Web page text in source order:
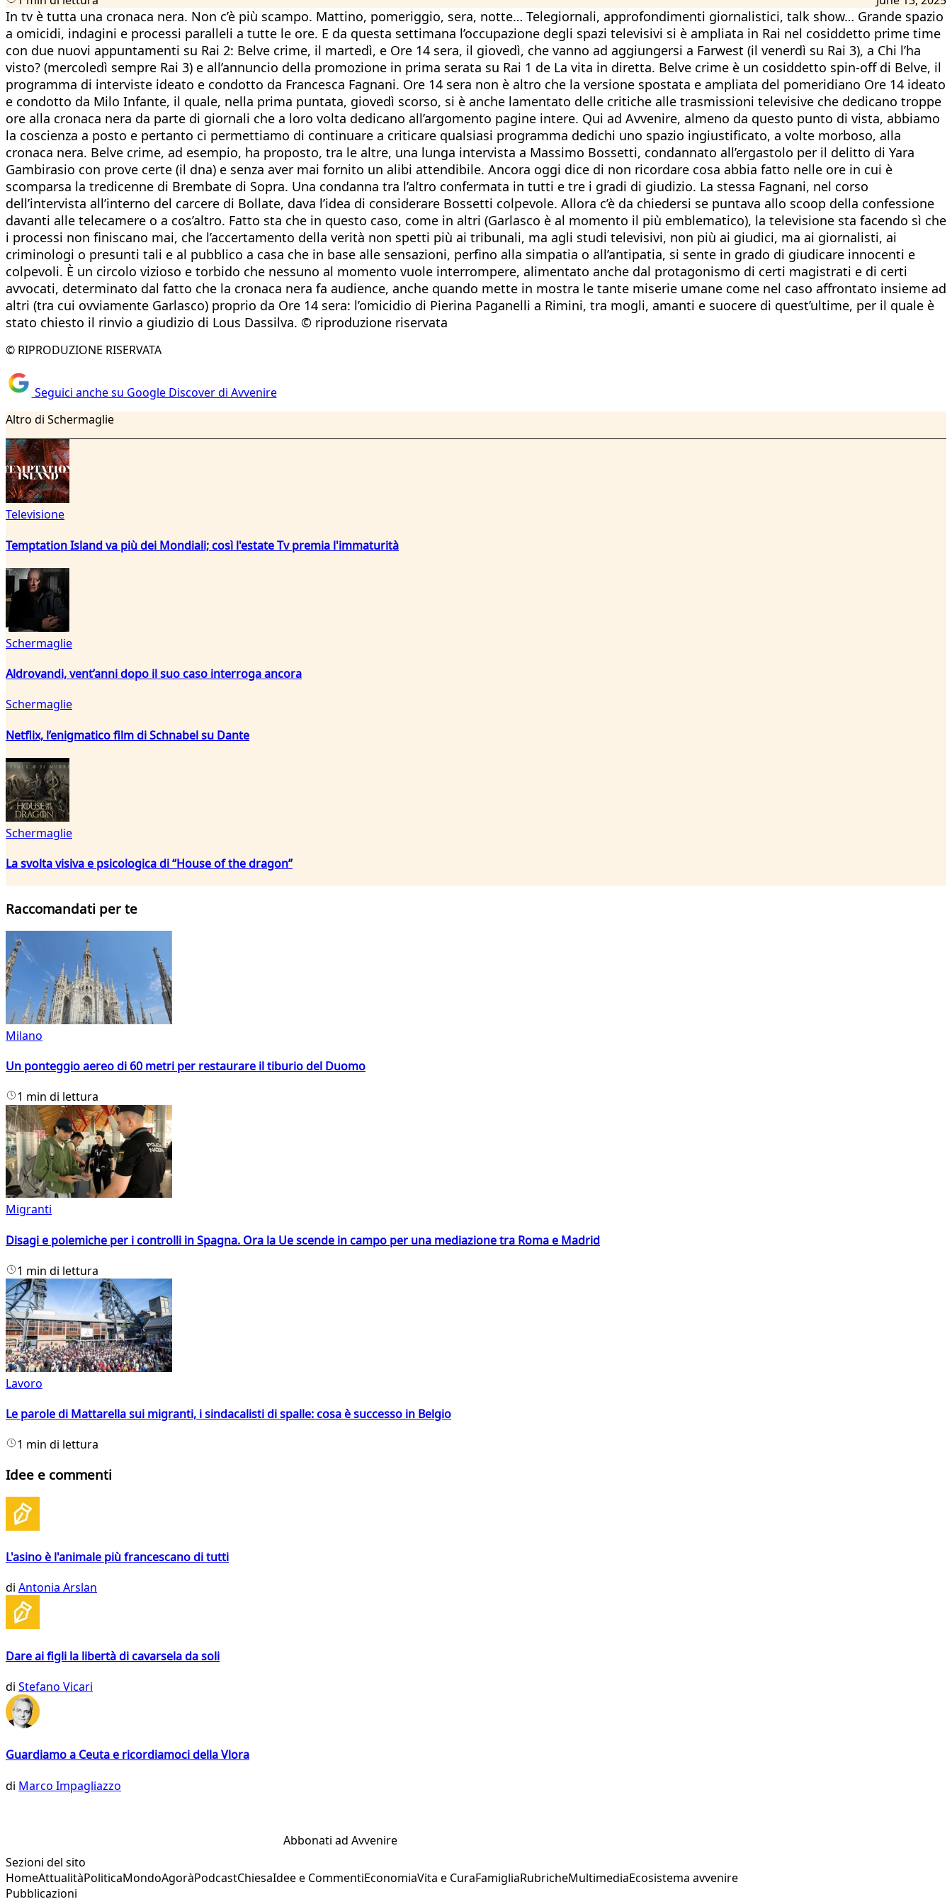
In tv è tutta una cronaca nera. Non c’è più scampo. Mattino, pomeriggio, sera, notte… Telegiornali, approfondimenti giornalistici, talk show… Grande spazio
a omicidi, indagini e processi paralleli a tutte le ore. E da questa settimana l’occupazione degli spazi televisivi si è ampliata in Rai nel cosiddetto prime time
con due nuovi appuntamenti su Rai 2: Belve crime, il martedì, e Ore 14 sera, il giovedì, che vanno ad aggiungersi a Farwest (il venerdì su Rai 3), a Chi l’ha
visto? (mercoledì sempre Rai 3) e all’annuncio della promozione in prima serata su Rai 1 de La vita in diretta. Belve crime è un cosiddetto spin-off di Belve, il
programma di interviste ideato e condotto da Francesca Fagnani. Ore 14 sera non è altro che la versione spostata e ampliata del pomeridiano Ore 14 ideato
e condotto da Milo Infante, il quale, nella prima puntata, giovedì scorso, si è anche lamentato delle critiche alle trasmissioni televisive che dedicano troppe
ore alla cronaca nera da parte di giornali che a loro volta dedicano all’argomento pagine intere. Qui ad Avvenire, almeno da questo punto di vista, abbiamo
la coscienza a posto e pertanto ci permettiamo di continuare a criticare qualsiasi programma dedichi uno spazio ingiustificato, a volte morboso, alla
cronaca nera. Belve crime, ad esempio, ha proposto, tra le altre, una lunga intervista a Massimo Bossetti, condannato all’ergastolo per il delitto di Yara
Gambirasio con prove certe (il dna) e senza aver mai fornito un alibi attendibile. Ancora oggi dice di non ricordare cosa abbia fatto nelle ore in cui è
scomparsa la tredicenne di Brembate di Sopra. Una condanna tra l’altro confermata in tutti e tre i gradi di giudizio. La stessa Fagnani, nel corso
dell’intervista all’interno del carcere di Bollate, dava l’idea di considerare Bossetti colpevole. Allora c’è da chiedersi se puntava allo scoop della confessione
davanti alle telecamere o a cos’altro. Fatto sta che in questo caso, come in altri (Garlasco è al momento il più emblematico), la televisione sta facendo sì che
i processi non finiscano mai, che l’accertamento della verità non spetti più ai tribunali, ma agli studi televisivi, non più ai giudici, ma ai giornalisti, ai
criminologi o presunti tali e al pubblico a casa che in base alle sensazioni, perfino alla simpatia o all’antipatia, si sente in grado di giudicare innocenti e
colpevoli. È un circolo vizioso e torbido che nessuno al momento vuole interrompere, alimentato anche dal protagonismo di certi magistrati e di certi
avvocati, determinato dal fatto che la cronaca nera fa audience, anche quando mette in mostra le tante miserie umane come nel caso affrontato insieme ad
altri (tra cui ovviamente Garlasco) proprio da Ore 14 sera: l’omicidio di Pierina Paganelli a Rimini, tra mogli, amanti e suocere di quest’ultime, per il quale è
stato chiesto il rinvio a giudizio di Lous Dassilva. © riproduzione riservata
© RIPRODUZIONE RISERVATA
Seguici anche su Google Discover di Avvenire
Altro di Schermaglie
Televisione
Temptation Island va più dei Mondiali; così l'estate Tv premia l'immaturità
Schermaglie
Aldrovandi, vent’anni dopo il suo caso interroga ancora
Schermaglie
Netflix, l’enigmatico film di Schnabel su Dante
Schermaglie
La svolta visiva e psicologica di “House of the dragon”
Raccomandati per te
Milano
Un ponteggio aereo di 60 metri per restaurare il tiburio del Duomo
1 min di lettura
Migranti
Disagi e polemiche per i controlli in Spagna. Ora la Ue scende in campo per una mediazione tra Roma e Madrid
1 min di lettura
Lavoro
Le parole di Mattarella sui migranti, i sindacalisti di spalle: cosa è successo in Belgio
1 min di lettura
Idee e commenti
L'asino è l'animale più francescano di tutti
di Antonia Arslan
Dare ai figli la libertà di cavarsela da soli
di Stefano Vicari
Guardiamo a Ceuta e ricordiamoci della Vlora
di Marco Impagliazzo
Abbonati ad Avvenire
Sezioni del sito
HomeAttualitàPoliticaMondoAgoràPodcastChiesaIdee e CommentiEconomiaVita e CuraFamigliaRubricheMultimediaEcosistema avvenire
Pubblicazioni